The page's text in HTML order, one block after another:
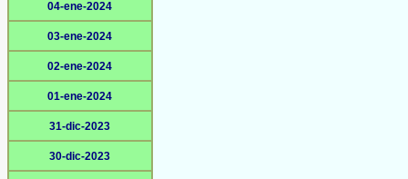
04-ene-2024
03-ene-2024
02-ene-2024
01-ene-2024
31-dic-2023
30-dic-2023